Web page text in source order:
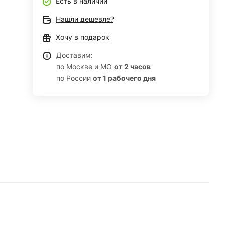
Нашли дешевле?
Хочу в подарок
Доставим:
по Москве и МОот 2 часов
по Россииот 1 рабочего дня